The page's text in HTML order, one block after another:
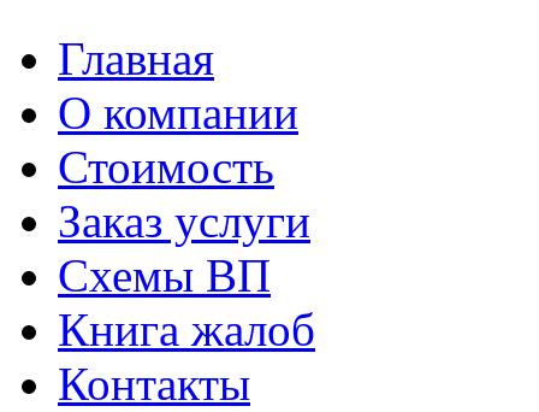
Главная
О компании
Стоимость
Заказ услуги
Cхемы ВП
Книга жалоб
Контакты